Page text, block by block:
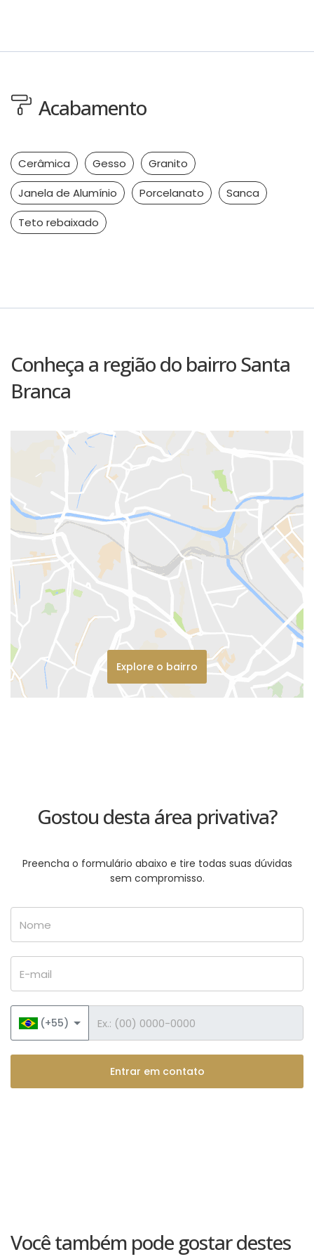
Acabamento
Cerâmica Gesso
Granito
Janela de Alumínio
Porcelanato
Sanca
Teto rebaixado
Conheça a região do bairro Santa
Branca
Explore o bairro
Gostou desta área privativa?
Preencha o formulário abaixo e tire todas suas dúvidas
sem compromisso.
(+55)
Entrar em contato
Você também pode gostar destes